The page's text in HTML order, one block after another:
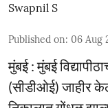
Swapnil S
Published on: 06 Aug
मुंबई : मुंबई
(सीडीओई) जाहीर